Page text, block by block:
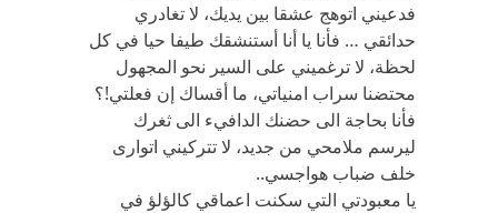
فدعيني اتوهج عشقا بين يديك، لا تغادري
حدائقي … فأنا يا أنا أستنشقك طيفا حيا في كل
لحظة، لا ترغميني على السير نحو المجهول
محتضنا سراب امنياتي، ما أقساك إن فعلتي!؟
فأنا بحاجة الى حضنك الدافيء الى ثغرك
ليرسم ملامحي من جديد، لا تتركيني اتوارى
خلف ضباب هواجسي..
يا معبودتي التي سكنت اعماقي كالؤلؤ في